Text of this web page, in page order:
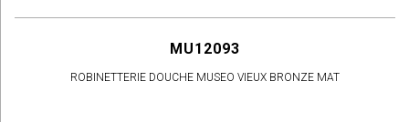
MU12093
ROBINETTERIE DOUCHE MUSEO VIEUX BRONZE MAT